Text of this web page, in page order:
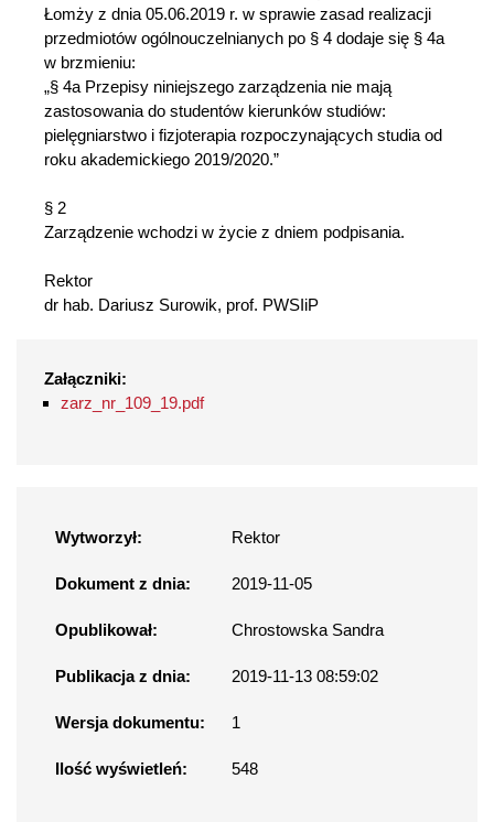
Łomży z dnia 05.06.2019 r. w sprawie zasad realizacji
przedmiotów ogólnouczelnianych po § 4 dodaje się § 4a
w brzmieniu:
„§ 4a Przepisy niniejszego zarządzenia nie mają
zastosowania do studentów kierunków studiów:
pielęgniarstwo i fizjoterapia rozpoczynających studia od
roku akademickiego 2019/2020.”
§ 2
Zarządzenie wchodzi w życie z dniem podpisania.
Rektor
dr hab. Dariusz Surowik, prof. PWSIiP
Załączniki:
zarz_nr_109_19.pdf
Wytworzył: Rektor
Dokument z dnia: 2019-11-05
Opublikował: Chrostowska Sandra
Publikacja z dnia: 2019-11-13 08:59:02
Wersja dokumentu: 1
Ilość wyświetleń: 548